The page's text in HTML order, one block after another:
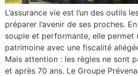
L’assurance vie est l’un des outils
préparer l’avenir de ses proches.
souple et performante, elle permet
patrimoine avec une fiscalité
Mais attention : les règles ne sont
et après 70 ans. Le Groupe